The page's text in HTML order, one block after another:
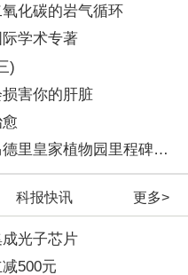
化碳的岩气循环
学术专著
)
害你的肝脏
塑造欧洲近代植物学格局的马德里皇家植物园里程碑式园长
科报快讯 更多>
光子芯片
500元